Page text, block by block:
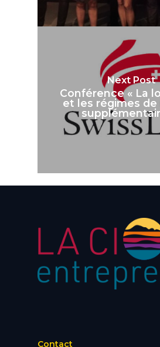
Next Post
Conférence « La
et les régimes
Contact